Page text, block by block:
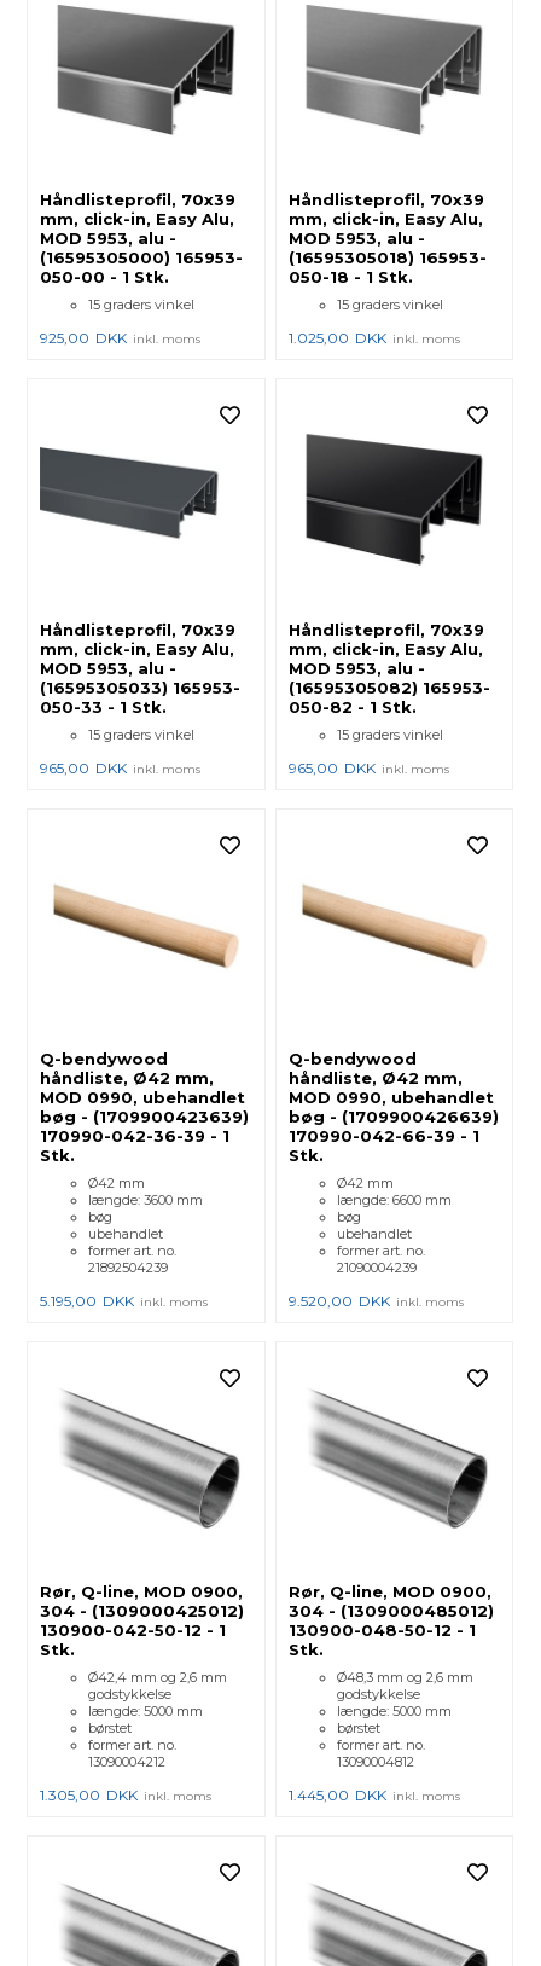
Håndlisteprofil, 70x39
mm, click-in, Easy Alu,
MOD 5953, alu -
(16595305000) 165953-
050-00 - 1 Stk.
15 graders vinkel
925,00 DKK inkl. moms
Håndlisteprofil, 70x39
mm, click-in, Easy Alu,
MOD 5953, alu -
(16595305018) 165953-
050-18 - 1 Stk.
15 graders vinkel
1.025,00 DKK inkl. moms
Håndlisteprofil, 70x39
mm, click-in, Easy Alu,
MOD 5953, alu -
(16595305033) 165953-
050-33 - 1 Stk.
15 graders vinkel
965,00 DKK inkl. moms
Håndlisteprofil, 70x39
mm, click-in, Easy Alu,
MOD 5953, alu -
(16595305082) 165953-
050-82 - 1 Stk.
15 graders vinkel
965,00 DKK inkl. moms
Q-bendywood
håndliste, Ø42 mm,
MOD 0990, ubehandlet
bøg - (1709900423639)
170990-042-36-39 - 1
Stk.
Ø42 mm
længde: 3600 mm
bøg
ubehandlet
former art. no.
21892504239
5.195,00 DKK inkl. moms
Q-bendywood
håndliste, Ø42 mm,
MOD 0990, ubehandlet
bøg - (1709900426639)
170990-042-66-39 - 1
Stk.
Ø42 mm
længde: 6600 mm
bøg
ubehandlet
former art. no.
21090004239
9.520,00 DKK inkl. moms
Rør, Q-line, MOD 0900,
304 - (1309000425012)
130900-042-50-12 - 1
Stk.
Ø42,4 mm og 2,6 mm
godstykkelse
længde: 5000 mm
børstet
former art. no.
13090004212
1.305,00 DKK inkl. moms
Rør, Q-line, MOD 0900,
304 - (1309000485012)
130900-048-50-12 - 1
Stk.
Ø48,3 mm og 2,6 mm
godstykkelse
længde: 5000 mm
børstet
former art. no.
13090004812
1.445,00 DKK inkl. moms